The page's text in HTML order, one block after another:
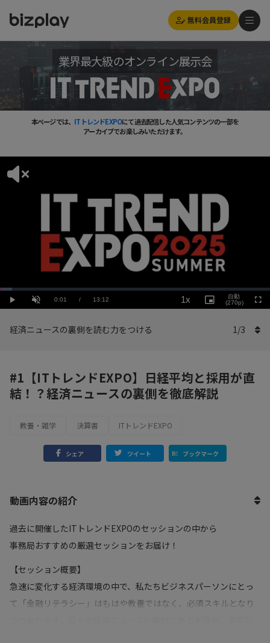
無料会員登録
業界最大級のオンライン展示会
本ページでは、 ITトレンドEXPOにて過去配信した人気コンテンツの一部を
アーカイブでお楽しみいただけます。
Play UnmuteCurrent
0:01 / Duration
13:12
Loaded:
4.55%
1x
Rate
Picture-
in-
自動
(270p)
経済ニュースの裏側を読む力をつける 1/3
#1【ITトレンドEXPO】日経平均と採用が直
結！？経済ニュースの裏側を徹底解説
教養・雑学 決算書 ITトレンドEXPO
シェア ツイート ブックマーク
動画内容の紹介
過去に開催したITトレンドEXPOのセッションの中から
事務局おすすめの厳選セッションをお届け！
【セッション概要】
急速に変化する経済環境の中で、私たちビジネスパーソンにとっ
て「金融リテラシー」はもはや教養ではなく、必須スキルとなり